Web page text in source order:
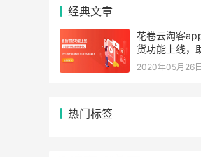
经典文章
花卷云淘客
货功能上线，
2020年05月26日
热门标签